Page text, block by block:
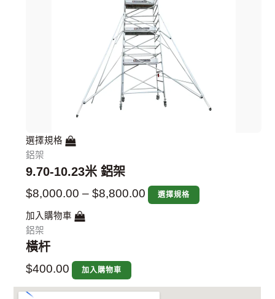
選擇規格
鋁架
9.70-10.23米 鋁架
$8,000.00 – $8,800.00 選擇規格
加入購物車
鋁架
橫杆
$400.00 加入購物車